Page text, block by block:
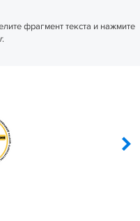
фрагмент текста и нажмите
.